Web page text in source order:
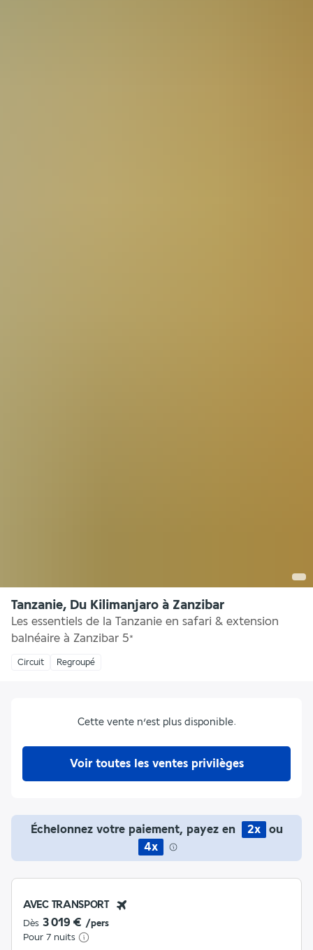
Tanzanie, Du Kilimanjaro à Zanzibar
Les essentiels de la Tanzanie en safari & extension
balnéaire à Zanzibar 5*
Circuit Regroupé
Cette vente n’est plus disponible.
Voir toutes les ventes privilèges
Échelonnez votre paiement, payez en 2x
ou
4x
AVEC TRANSPORT
Dès 3 019 € /pers
Pour 7 nuits